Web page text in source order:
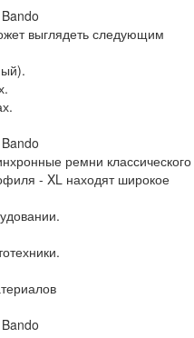
выглядеть следующим
ремни классического
- XL находят широкое